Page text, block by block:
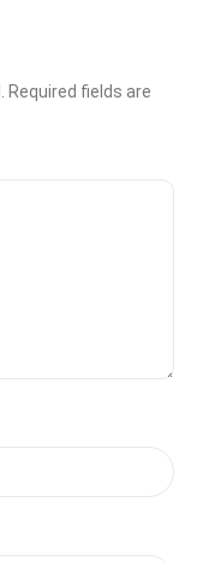
Required fields are